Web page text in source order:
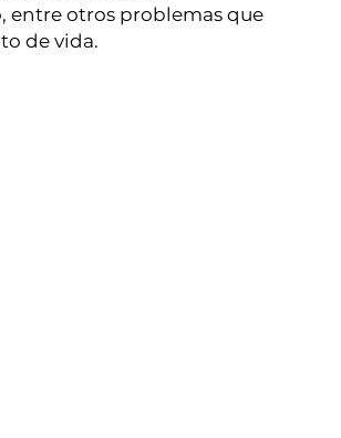
entre otros problemas que
de vida.